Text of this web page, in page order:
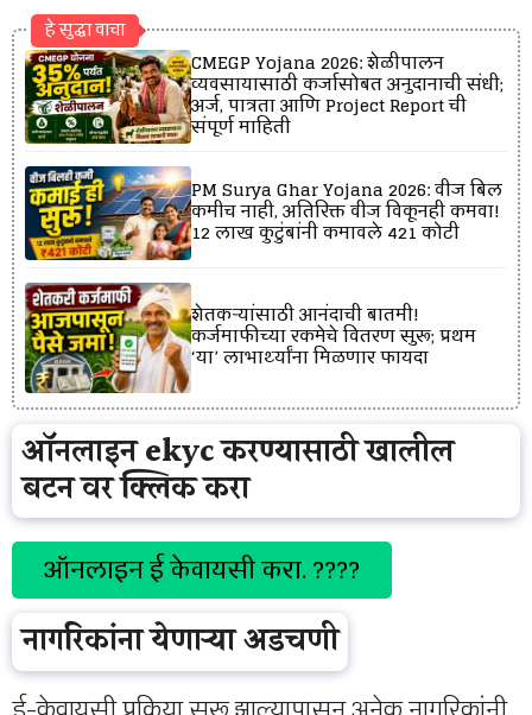
हे सुद्धा वाचा
CMEGP Yojana 2026: शेळीपालन
व्यवसायासाठी कर्जासोबत अनुदानाची संधी;
अर्ज, पात्रता आणि Project Report ची
संपूर्ण माहिती
PM Surya Ghar Yojana 2026: वीज बिल
कमीच नाही, अतिरिक्त वीज विकूनही कमवा!
12 लाख कुटुंबांनी कमावले ₹421 कोटी
शेतकऱ्यांसाठी आनंदाची बातमी!
कर्जमाफीच्या रकमेचे वितरण सुरू; प्रथम
‘या’ लाभार्थ्यांना मिळणार फायदा
ऑनलाइन ekyc करण्यासाठी खालील
बटन वर क्लिक करा
ऑनलाइन ई केवायसी करा. ????
नागरिकांना येणाऱ्या अडचणी